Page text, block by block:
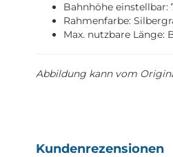
Bahnhöhe einstellbar:
Rahmenfarbe:
Max. nutzbare Länge:
Abbildung kann vom
Kundenrezensionen